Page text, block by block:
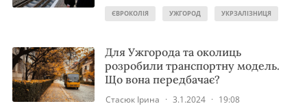
ЄВРОКОЛІЯ УЖГОРОД УКРЗАЛІЗНИЦЯ
Для Ужгорода та околиць
розробили транспортну модель.
Що вона передбачає?
Стасюк Ірина · 3.1.2024 · 19:08